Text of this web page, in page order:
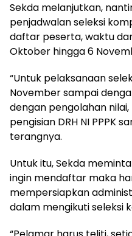
Sekda melanjutkan,
penjadwalan seleksi
daftar peserta, waktu
Oktober hingga 6
“Untuk pelaksanaan
November sampai
dengan pengolahan
pengisian DRH NI PPPK
terangnya.
Untuk itu, Sekda
ingin mendaftar maka
mempersiapkan
dalam mengikuti seleksi